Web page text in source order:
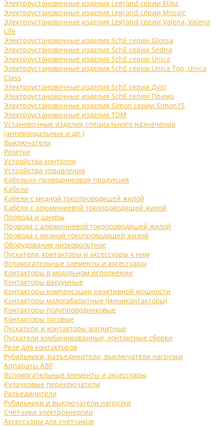
Электроустановочные изделия Legrand серии Etika
Электроустановочные изделия Legrand серии Mosaic
Электроустановочные изделия Legrand серии Valena, Valena
Life
Электроустановочные изделия SchE серии Glossa
Электроустановочные изделия SchE серии Sedna
Электроустановочные изделия SchE серии Unica
Электроустановочные изделия SchE серии Unica Top, Unica
Class
Электроустановочные изделия SchE серии Дуэт
Электроустановочные изделия SchE серии Прима
Электроустановочные изделия Simon серии Simon15
Электроустановочные изделия TDM
Установочные изделия специального назначения
(антивандальные и др.)
Выключатели
Розетки
Устройства контроля
Устройства управления
Кабельно-проводниковая продукция
Кабели
Кабели с медной токопроводящей жилой
Кабели с алюминиевой токопроводящей жилой
Провода и шнуры
Провода с алюминиевой токопроводящей жилой
Провода с медной токопроводящей жилой
Оборудование низковольтное
Пускатели, контакторы и аксессуары к ним
Вспомогательные элементы и аксессуары
Контакторы в модульном исполнении
Контакторы вакуумные
Контакторы компенсации реактивной мощности
Контакторы малогабаритные (миниконтакторы)
Контакторы полупроводниковые
Контакторы тяговые
Пускатели и контакторы магнитные
Пускатели комбинированные, контактные сборки
Реле для контакторов
Рубильники, разъединители, выключатели нагрузки
Аппараты АВР
Вспомогательные элементы и аксессуары
Кулачковые переключатели
Разъединители
Рубильники и выключатели нагрузки
Счетчики электроэнергии
Аксессуары для счетчиков